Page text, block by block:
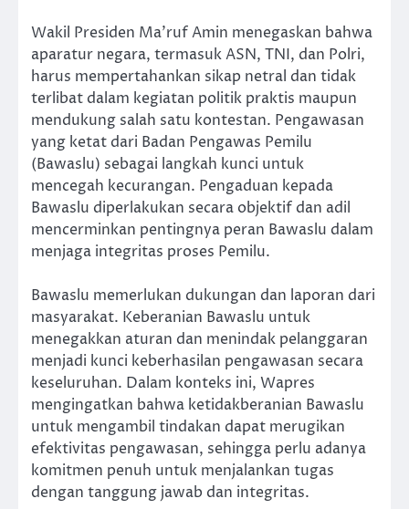
Wakil Presiden Ma’ruf Amin menegaskan bahwa
aparatur negara, termasuk ASN, TNI, dan Polri,
harus mempertahankan sikap netral dan tidak
terlibat dalam kegiatan politik praktis maupun
mendukung salah satu kontestan. Pengawasan
yang ketat dari Badan Pengawas Pemilu
(Bawaslu) sebagai langkah kunci untuk
mencegah kecurangan. Pengaduan kepada
Bawaslu diperlakukan secara objektif dan adil
mencerminkan pentingnya peran Bawaslu dalam
menjaga integritas proses Pemilu.
Bawaslu memerlukan dukungan dan laporan dari
masyarakat. Keberanian Bawaslu untuk
menegakkan aturan dan menindak pelanggaran
menjadi kunci keberhasilan pengawasan secara
keseluruhan. Dalam konteks ini, Wapres
mengingatkan bahwa ketidakberanian Bawaslu
untuk mengambil tindakan dapat merugikan
efektivitas pengawasan, sehingga perlu adanya
komitmen penuh untuk menjalankan tugas
dengan tanggung jawab dan integritas.